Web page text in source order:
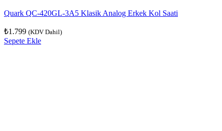
Quark QC-420GL-3A5 Klasik Analog Erkek Kol Saati
₺1.799 (KDV Dahil)
Sepete Ekle